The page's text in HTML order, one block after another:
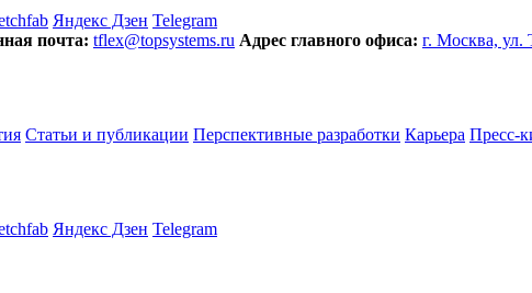
Яндекс Дзен Telegram
почта: tflex@topsystems.ru Адрес главного офиса: г. Москва, ул.
Статьи и публикации Перспективные разработки Карьера Пресс-
Яндекс Дзен Telegram